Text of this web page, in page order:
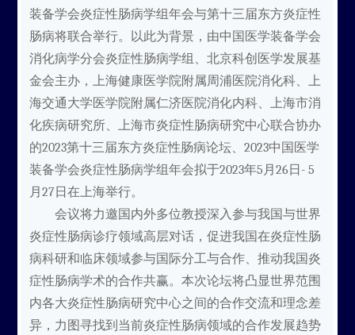
装备学会炎症性肠病学组年会与第十三届东方炎症性
肠病将联合举行。以此为背景，由中国医学装备学会
消化病学分会炎症性肠病学组、北京科创医学发展基
金会主办，上海健康医学院附属周浦医院消化科、上
海交通大学医学院附属仁济医院消化内科、上海市消
化疾病研究所、上海市炎症性肠病研究中心联合协办
的2023第十三届东方炎症性肠病论坛、2023中国医学
装备学会炎症性肠病学组年会拟于2023年5月26日- 5
月27日在上海举行。
会议将力邀国内外多位教授深入参与我国与世界
炎症性肠病诊疗领域高层对话，促进我国在炎症性肠
病科研和临床领域参与国际分工与合作、推动我国炎
症性肠病学术的合作共赢。本次论坛将凸显世界范围
内各大炎症性肠病研究中心之间的合作交流和理念差
异，力图寻找到当前炎症性肠病领域的合作发展趋势